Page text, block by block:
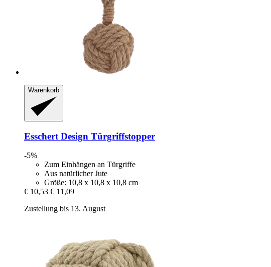
Warenkorb
Esschert Design Türgriffstopper
-5%
Zum Einhängen an Türgriffe
Aus natürlicher Jute
Größe: 10,8 x 10,8 x 10,8 cm
€ 10,53 € 11,09
Zustellung bis 13. August